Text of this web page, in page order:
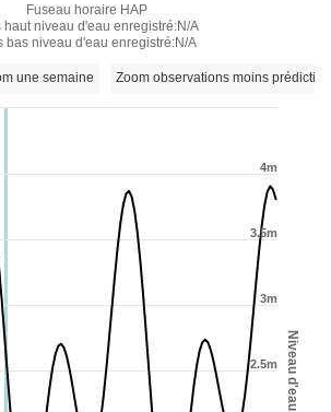
Niveau d'eau
Fuseau horaire HAP
haut niveau d'eau enregistré:N/A
bas niveau d'eau enregistré:N/A
2.5m
3m
3.5m
4m
une semaine Zoom observations moins